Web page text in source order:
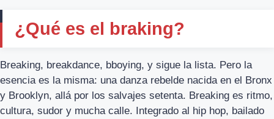
¿Qué es el braking?
Breaking, breakdance, bboying, y sigue la lista. Pero la
esencia es la misma: una danza rebelde nacida en el Bronx
y Brooklyn, allá por los salvajes setenta. Breaking es ritmo,
cultura, sudor y mucha calle. Integrado al hip hop, bailado